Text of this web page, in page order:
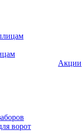
ворот
Акции